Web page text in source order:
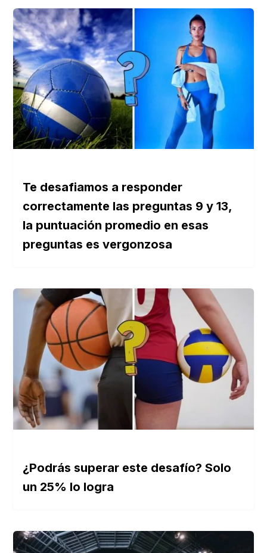
Te desafiamos a responder
correctamente las preguntas 9 y 13,
la puntuación promedio en esas
preguntas es vergonzosa
¿Podrás superar este desafío? Solo
un 25% lo logra